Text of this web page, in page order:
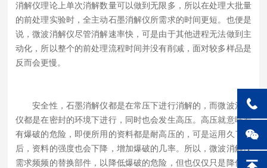
消解仪理论上单次消解数量可以做到无限多，所以在处理大批量
的前处理实验时，全主动石墨消解仪所需求的时间更短。也便是
说，微波消解仪尽管消解速率快，可是由于其他进程无法做到主
动化，所以整个的前处理流程时间并没有削减，面对较多样品是
反而会更慢。
安全性，石墨消解仪都是在常压下进行消解的，而微波消解
仪都是在密封的环境下进行，同时也会发生高压。高压就意味着
有爆破的危险，即便所用的资料都是耐高压的，可是运用久了今
后，资料的强度也会下降，增加爆破的几率。所以，微波消解仪
需求频频的替换部件，以降低爆破的危险，但也仅仅只是降低罢